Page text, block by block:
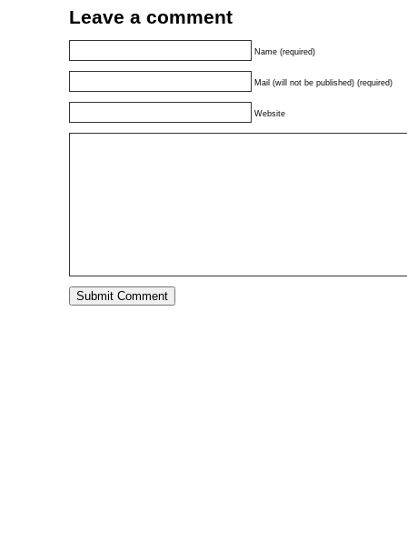
Leave a comment
Name (required)
Mail (will not be published) (required)
Website